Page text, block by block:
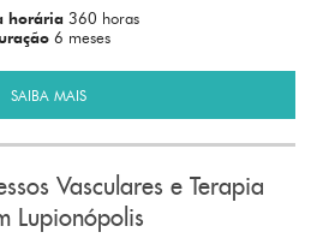
horária 360 horas
6 meses
SAIBA MAIS
Vasculares e Terapia
Lupionópolis